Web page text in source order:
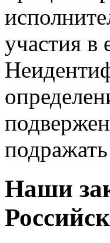
участия в
Наши